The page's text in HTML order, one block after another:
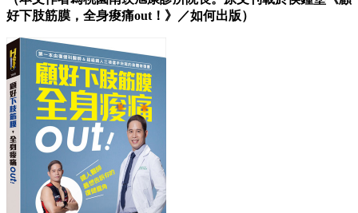
好下肢筋膜，全身痠痛out！》／如何出版）